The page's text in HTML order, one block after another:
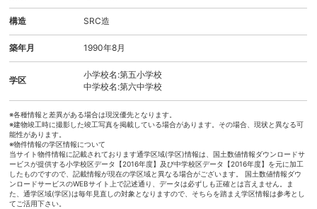
構造 SRC造
築年月 1990年8月
学区
小学校名:第五小学校
中学校名:第六中学校
※各種情報と差異がある場合は現況優先となります。
※建物竣工時に撮影した竣工写真を掲載している場合があります。その場合、現状と異なる可
能性があります。
※物件情報の学区情報について
当サイト物件情報に記載されております通学区域(学区)情報は、国土数値情報ダウンロードサ
ービスが提供する小学校区データ【2016年度】及び中学校区データ【2016年度】を元に加工
したものですので、記載情報が現在の学区域と異なる場合がございます。 国土数値情報ダウ
ンロードサービスのWEBサイト上で記述通り、データは必ずしも正確とは言えません。ま
た、通学区域(学区)は毎年見直しの対象となりますので、そちらを踏まえ学区情報は参考とし
てご活用下さい。